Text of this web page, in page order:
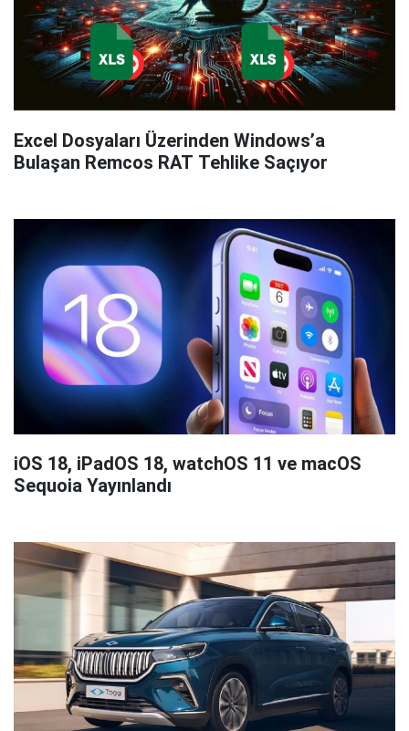
Excel Dosyaları Üzerinden Windows’a
Bulaşan Remcos RAT Tehlike Saçıyor
iOS 18, iPadOS 18, watchOS 11 ve macOS
Sequoia Yayınlandı